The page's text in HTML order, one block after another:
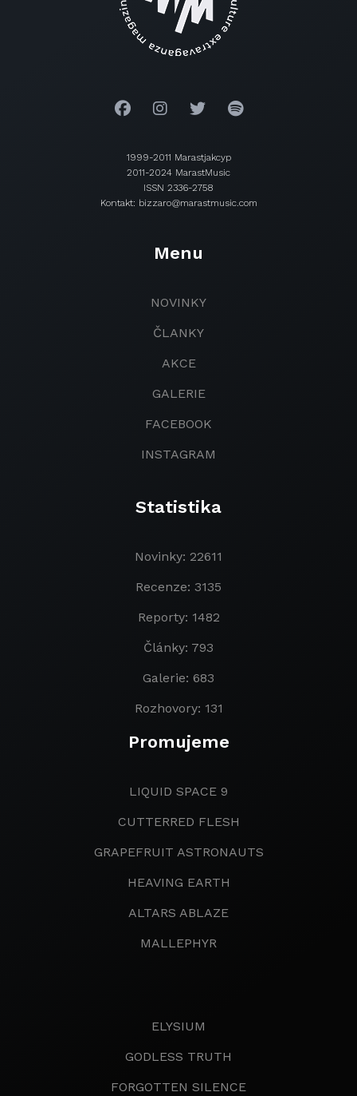
1999-2011 Marastjakcyp
2011-2024 MarastMusic
ISSN 2336-2758
Kontakt: bizzaro@marastmusic.com
Menu
NOVINKY
ČLANKY
AKCE
GALERIE
FACEBOOK
INSTAGRAM
Statistika
Novinky: 22611
Recenze: 3135
Reporty: 1482
Články: 793
Galerie: 683
Rozhovory: 131
Promujeme
LIQUID SPACE 9
CUTTERRED FLESH
GRAPEFRUIT ASTRONAUTS
HEAVING EARTH
ALTARS ABLAZE
MALLEPHYR
ELYSIUM
GODLESS TRUTH
FORGOTTEN SILENCE